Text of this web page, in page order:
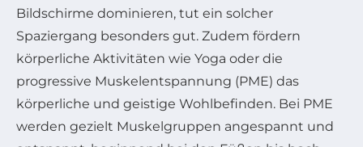
Bildschirme dominieren, tut ein solcher
Spaziergang besonders gut. Zudem fördern
körperliche Aktivitäten wie Yoga oder die
progressive Muskelentspannung (PME) das
körperliche und geistige Wohlbefinden. Bei PME
werden gezielt Muskelgruppen angespannt und